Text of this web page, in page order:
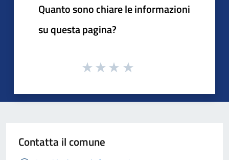
Quanto sono chiare le informazioni
su questa pagina?
Contatta il comune